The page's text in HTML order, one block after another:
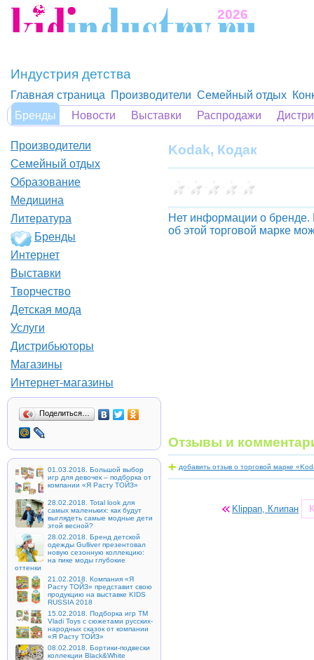
2026
Индустрия детства
Главная страница Производители Семейный отдых
Бренды
Новости Выставки Распродажи
Производители
Семейный отдых
Образование
Медицина
Литература
Бренды
Интернет
Выставки
Творчество
Детская мода
Услуги
Дистрибьюторы
Магазины
Интернет-магазины
Поделиться…
01.03.2018. Большой выбор
игр для девочек – подборка от
компании «Я Расту ТОЙЗ»
28.02.2018. Total look для
самых маленьких: как будут
выглядеть самые модные дети
этой весной?
28.02.2018. Бренд детской
одежды Gulliver презентовал
новую сезонную коллекцию:
на пике моды глубокие
оттенки
21.02.2018. Компания «Я
Расту ТОЙЗ» представит свою
продукцию на выставке KIDS
RUSSIA 2018
15.02.2018. Подборка игр ТМ
Vladi Toys с сюжетами русских-
народных сказок от компании
«Я Расту ТОЙЗ»
08.02.2018. Бортики-подвески
коллекции Black&White
Kodak, Кодак
Нет информации о
об этой торговой марке
Отзывы и
добавить отзыв о торговой марке
Klippan, Клипан